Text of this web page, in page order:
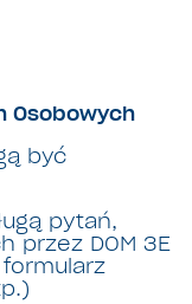
Osobowych
być
pytań,
przez DOM 3E